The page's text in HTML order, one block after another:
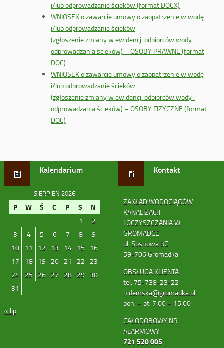
i/lub odprowadzanie ścieków (format DOCX)
WNIOSEK o zawarcie umowy o zaopatrzenie w wodę
i/lub odprowadzanie ścieków
(zgłoszenie zmiany w ewidencji odbiorców wody i
odprowadzania ścieków) – OSOBY PRAWNE (format
DOC)
WNIOSEK o zawarcie umowy o zaopatrzenie w wodę
i/lub odprowadzanie ścieków
(zgłoszenie zmiany w ewidencji odbiorców wody i
odprowadzania ścieków) – OSOBY FIZYCZNE (format
DOC)
Kalendarium
SIERPIEŃ 2026
P W Ś C P S N
1
2
3
4 5 6 7 8
9
10
11 12 13 14 15
16
17
18 19 20 21 22
23
24
25 26 27 28 29
30
31
« lip
Kontakt
ZAKŁAD WODOCIĄGÓW,
KANALIZACJI
I OCZYSZCZANIA W
GROMADCE
ul. Sosnowa 3C
59-706 Gromadka
OBSŁUGA KLIENTA
tel. 75-738-23-22
h.demska@gromadka.pl
pon. – pt. 7.00 – 15.00
CAŁODOBOWY NR
ALARMOWY
721 520 005